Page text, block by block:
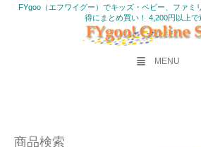
FYgoo（エフワイグー）でキッズ・ベビー、ファミ
得にまとめ買い！ 4,200円以上で
MENU
商品検索